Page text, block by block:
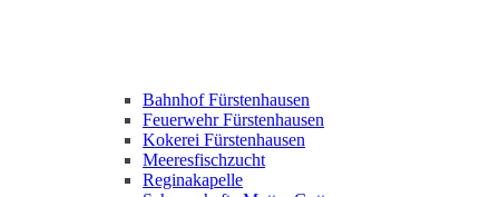
Bahnhof Fürstenhausen
Feuerwehr Fürstenhausen
Kokerei Fürstenhausen
Meeresfischzucht
Reginakapelle